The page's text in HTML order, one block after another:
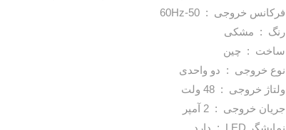
فرکانس خروجی : 50-60Hz
رنگ : مشکی
ساخت : چین
نوع خروجی : دو واحدی
ولتاژ خروجی : 48 ولت
جریان خروجی : 2 آمپر
نمایشگر LED : دارد